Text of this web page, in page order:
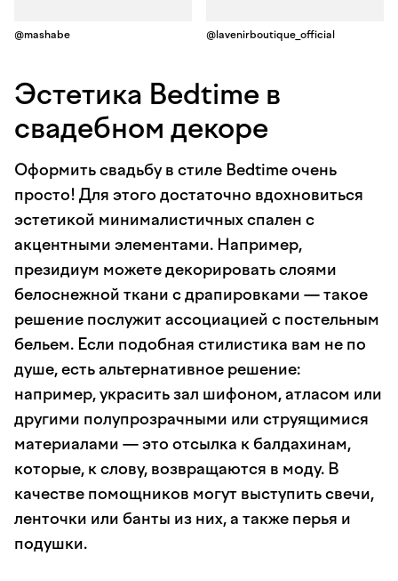
@mashabe @lavenirboutique_official
Эстетика Bedtime в
свадебном декоре
Оформить свадьбу в стиле Bedtime очень
просто! Для этого достаточно вдохновиться
эстетикой минималистичных спален с
акцентными элементами. Например,
президиум можете декорировать слоями
белоснежной ткани с драпировками — такое
решение послужит ассоциацией с постельным
бельем. Если подобная стилистика вам не по
душе, есть альтернативное решение:
например, украсить зал шифоном, атласом или
другими полупрозрачными или струящимися
материалами — это отсылка к балдахинам,
которые, к слову, возвращаются в моду. В
качестве помощников могут выступить свечи,
ленточки или банты из них, а также перья и
подушки.